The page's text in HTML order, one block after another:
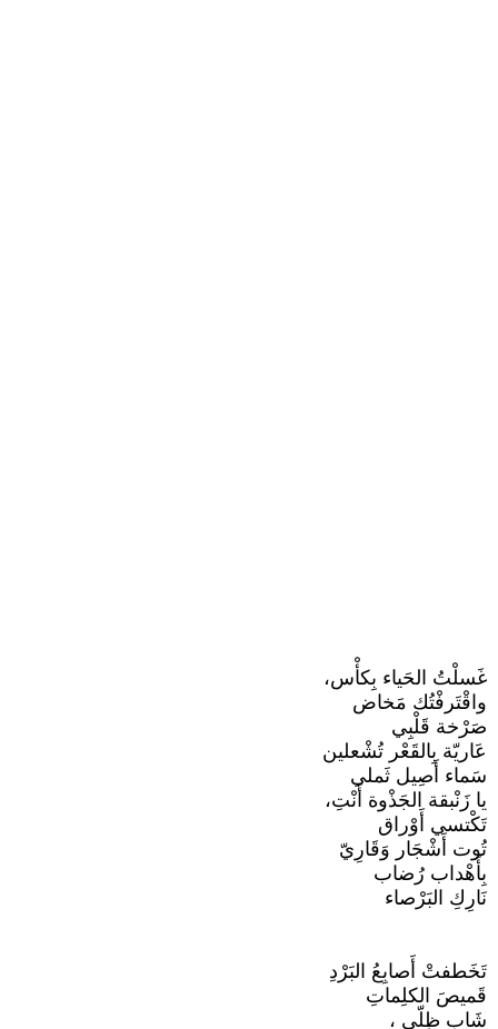
غَسلْتُ الحَياء بِكأْس،
واقْتَرفْتُك مَخاض
صَرْخة قَلْبِي
عَاريّة بِالقَعْر تُشْعلين
سَماء أَصِيل ثَملي
يا زَنْبقة الجَذْوة أَنْتِ،
تَكْتسي أَوْراق
تُوت أَشْجَار وَقَارِيّ
بِأَهْداب رُضاب
نَارِكِ البَرْصاء
تَخَطفتْ أَصابِعُ البَرْدِ
قَميصَ الكلِماتِ
شَاب ظِلّي ،